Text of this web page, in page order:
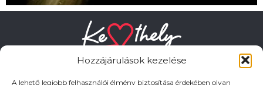
Hozzájárulások kezelése
A lehető legjobb felhasználói élmény biztosítása érdekében olyan